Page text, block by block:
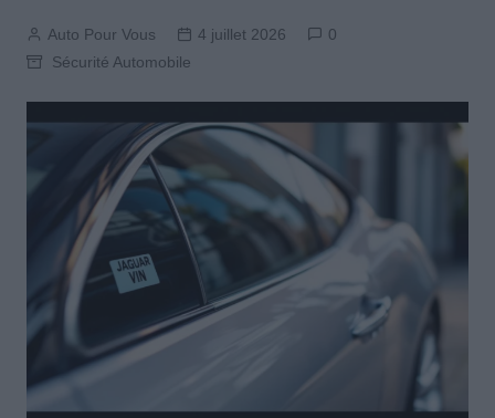
Auto Pour Vous 4 juillet 2026
0
Sécurité Automobile